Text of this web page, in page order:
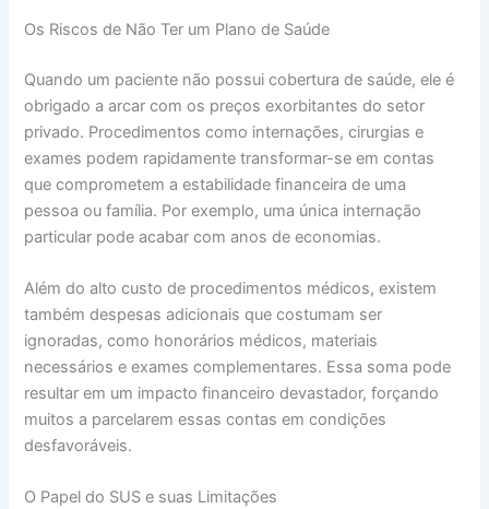
Os Riscos de Não Ter um Plano de Saúde
Quando um paciente não possui cobertura de saúde, ele é
obrigado a arcar com os preços exorbitantes do setor
privado. Procedimentos como internações, cirurgias e
exames podem rapidamente transformar-se em contas
que comprometem a estabilidade financeira de uma
pessoa ou família. Por exemplo, uma única internação
particular pode acabar com anos de economias.
Além do alto custo de procedimentos médicos, existem
também despesas adicionais que costumam ser
ignoradas, como honorários médicos, materiais
necessários e exames complementares. Essa soma pode
resultar em um impacto financeiro devastador, forçando
muitos a parcelarem essas contas em condições
desfavoráveis.
O Papel do SUS e suas Limitações